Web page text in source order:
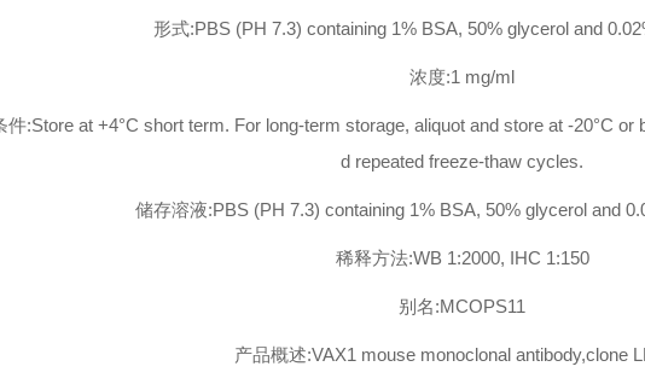
形式:PBS (PH 7.3) containing 1% BSA, 50% glycerol and
浓度:1 mg/ml
件:Store at +4°C short term. For long-term storage, aliquot and store at -20°C or
d repeated freeze-thaw cycles.
储存溶液:PBS (PH 7.3) containing 1% BSA, 50% glycerol and
稀释方法:WB 1:2000, IHC 1:150
别名:MCOPS11
产品概述:VAX1 mouse monoclonal antibody,clone